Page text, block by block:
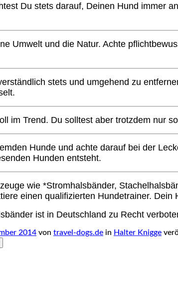
Du stets darauf, Deinen Hund immer
Umwelt und die Natur. Achte
stets und umgehend zu
im Trend. Du solltest aber trotzdem nur
Hunde und achte darauf bei der
Hunden entsteht.
wie *Stromhalsbänder,
einen qualifizierten Hundetrainer. Dein
ist in Deutschland zu Recht
2014 von travel-dogs.de in Halter Knigge